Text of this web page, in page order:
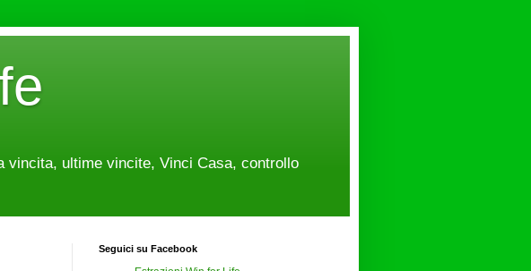
vincita, ultime vincite, Vinci Casa, controllo
Seguici su Facebook